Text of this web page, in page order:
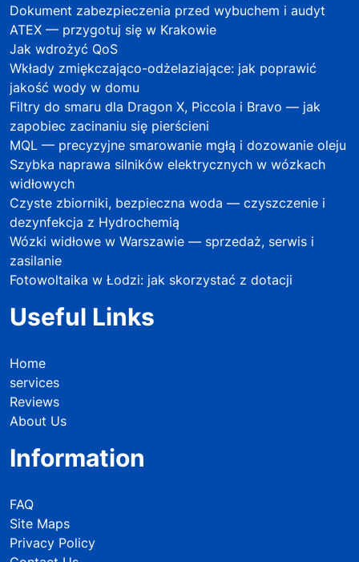
Dokument zabezpieczenia przed wybuchem i audyt
ATEX — przygotuj się w Krakowie
Jak wdrożyć QoS
Wkłady zmiękczająco-odżelaziające: jak poprawić
jakość wody w domu
Filtry do smaru dla Dragon X, Piccola i Bravo — jak
zapobiec zacinaniu się pierścieni
MQL — precyzyjne smarowanie mgłą i dozowanie oleju
Szybka naprawa silników elektrycznych w wózkach
widłowych
Czyste zbiorniki, bezpieczna woda — czyszczenie i
dezynfekcja z Hydrochemią
Wózki widłowe w Warszawie — sprzedaż, serwis i
zasilanie
Fotowoltaika w Łodzi: jak skorzystać z dotacji
Useful Links
Home
services
Reviews
About Us
Information
FAQ
Site Maps
Privacy Policy